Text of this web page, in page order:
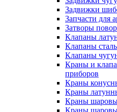
Задвижки
Запчасти для
Затворы
Клапаны
Клапаны
Клапаны
Краны и
приборов
Краны
Краны
Краны
Краны